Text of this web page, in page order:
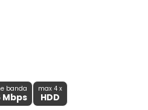
banda
Mbps
max 4 x
HDD